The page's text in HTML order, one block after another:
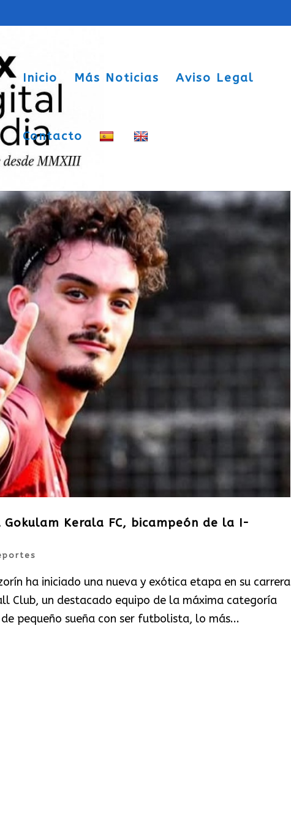
Inicio Más Noticias Aviso Legal
Contacto
Kerala FC, bicampeón de la I-
ha iniciado una nueva y exótica etapa en su carrera
Club, un destacado equipo de la máxima categoría
pequeño sueña con ser futbolista, lo más...